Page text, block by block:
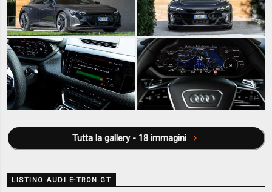
Tutta la gallery - 18 immagini
LISTINO AUDI E-TRON GT